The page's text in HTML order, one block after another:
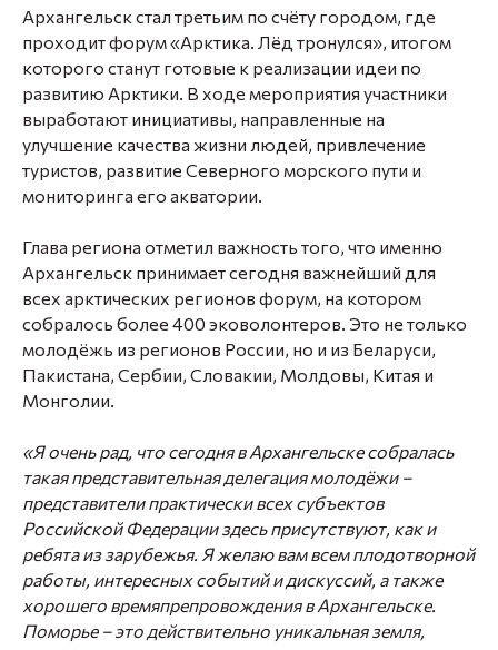
Архангельск стал третьим по счёту городом, где
проходит форум «Арктика. Лёд тронулся», итогом
которого станут готовые к реализации идеи по
развитию Арктики. В ходе мероприятия участники
выработают инициативы, направленные на
улучшение качества жизни людей, привлечение
туристов, развитие Северного морского пути и
мониторинга его акватории.
Глава региона отметил важность того, что именно
Архангельск принимает сегодня важнейший для
всех арктических регионов форум, на котором
собралось более 400 эковолонтеров. Это не только
молодёжь из регионов России, но и из Беларуси,
Пакистана, Сербии, Словакии, Молдовы, Китая и
Монголии.
«Я очень рад, что сегодня в Архангельске собралась
такая представительная делегация молодёжи –
представители практически всех субъектов
Российской Федерации здесь присутствуют, как и
ребята из зарубежья. Я желаю вам всем плодотворной
работы, интересных событий и дискуссий, а также
хорошего времяпрепровождения в Архангельске.
Поморье – это действительно уникальная земля,